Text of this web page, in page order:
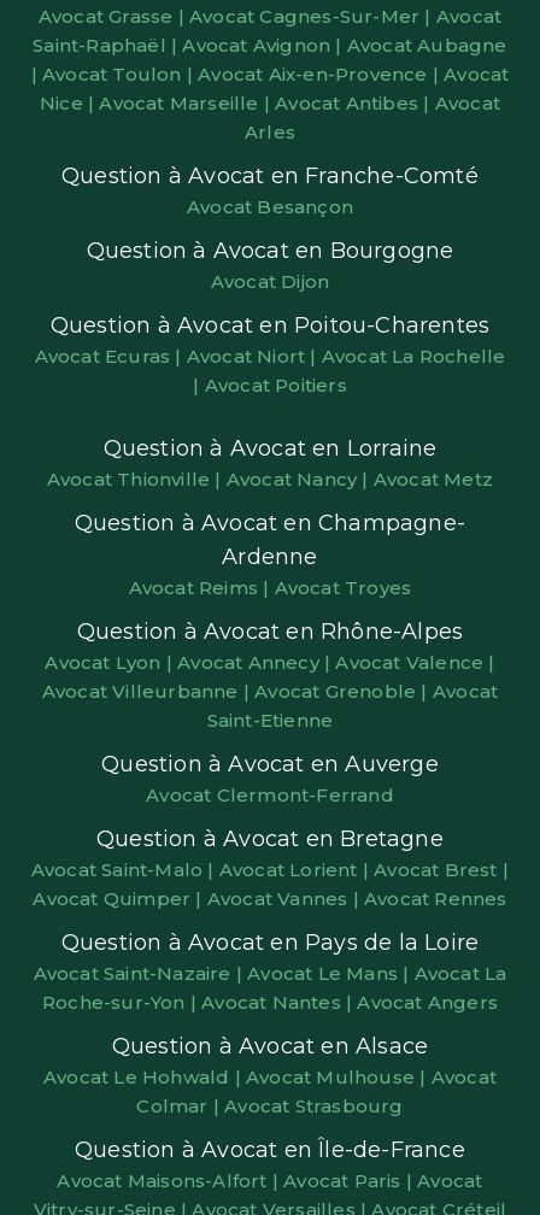
Avocat Grasse |Avocat Cagnes-Sur-Mer | Avocat
Saint-Raphaël |Avocat Avignon | Avocat Aubagne
| Avocat Toulon |Avocat Aix-en-Provence |Avocat
Nice |Avocat Marseille |Avocat Antibes | Avocat
Arles
Question à Avocat en Franche-Comté
Avocat Besançon
Question à Avocat en Bourgogne
Avocat Dijon
Question à Avocat en Poitou-Charentes
Avocat Ecuras | Avocat Niort | Avocat La Rochelle
| Avocat Poitiers
Question à Avocat en Lorraine
Avocat Thionville | Avocat Nancy | Avocat Metz
Question à Avocat en Champagne-
Ardenne
Avocat Reims | Avocat Troyes
Question à Avocat en Rhône-Alpes
Avocat Lyon |Avocat Annecy |Avocat Valence |
Avocat Villeurbanne |Avocat Grenoble | Avocat
Saint-Etienne
Question à Avocat en Auverge
Avocat Clermont-Ferrand
Question à Avocat en Bretagne
Avocat Saint-Malo | Avocat Lorient |Avocat Brest |
Avocat Quimper | Avocat Vannes | Avocat Rennes
Question à Avocat en Pays de la Loire
Avocat Saint-Nazaire |Avocat Le Mans | Avocat La
Roche-sur-Yon |Avocat Nantes |Avocat Angers
Question à Avocat en Alsace
Avocat Le Hohwald |Avocat Mulhouse | Avocat
Colmar |Avocat Strasbourg
Question à Avocat en Île-de-France
Avocat Maisons-Alfort |Avocat Paris |Avocat
Vitry-sur-Seine |Avocat Versailles |Avocat Créteil